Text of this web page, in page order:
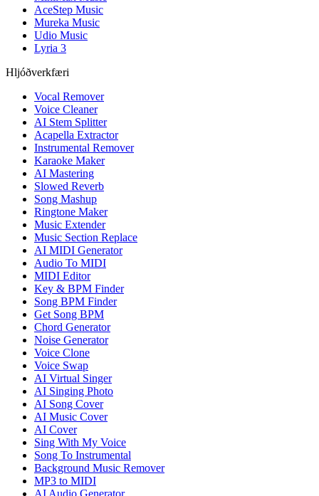
AceStep Music
Mureka Music
Udio Music
Lyria 3
Hljóðverkfæri
Vocal Remover
Voice Cleaner
AI Stem Splitter
Acapella Extractor
Instrumental Remover
Karaoke Maker
AI Mastering
Slowed Reverb
Song Mashup
Ringtone Maker
Music Extender
Music Section Replace
AI MIDI Generator
Audio To MIDI
MIDI Editor
Key & BPM Finder
Song BPM Finder
Get Song BPM
Chord Generator
Noise Generator
Voice Clone
Voice Swap
AI Virtual Singer
AI Singing Photo
AI Song Cover
AI Music Cover
AI Cover
Sing With My Voice
Song To Instrumental
Background Music Remover
MP3 to MIDI